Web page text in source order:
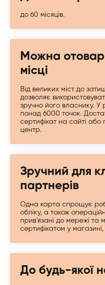
до 60 місяців.
Можна
місці
Від великих міст до
дозволяє
зручно його власнику. У
понад 6000 точок.
сертифікат на сайті
центр.
Зручний для
партнерів
Одна карта спрощує
обліку, а також
прив'язані до мережі та
сертифікатом у
До будь-якої